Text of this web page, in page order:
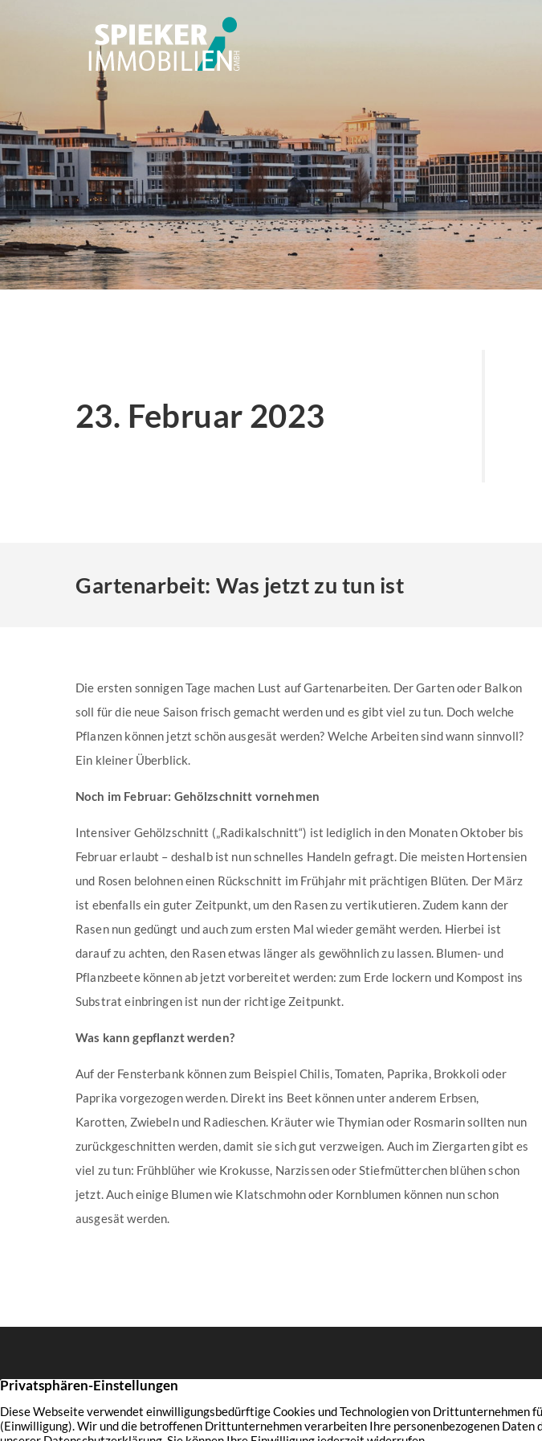
23. Februar 2023
Gartenarbeit: Was jetzt zu tun ist
Die ersten sonnigen Tage machen Lust auf Gartenarbeiten. Der Garten oder Balkon
soll für die neue Saison frisch gemacht werden und es gibt viel zu tun. Doch welche
Pflanzen können jetzt schön ausgesät werden? Welche Arbeiten sind wann sinnvoll?
Ein kleiner Überblick.
Noch im Februar: Gehölzschnitt vornehmen
Intensiver Gehölzschnitt („Radikalschnitt“) ist lediglich in den Monaten Oktober bis
Februar erlaubt – deshalb ist nun schnelles Handeln gefragt. Die meisten Hortensien
und Rosen belohnen einen Rückschnitt im Frühjahr mit prächtigen Blüten. Der März
ist ebenfalls ein guter Zeitpunkt, um den Rasen zu vertikutieren. Zudem kann der
Rasen nun gedüngt und auch zum ersten Mal wieder gemäht werden. Hierbei ist
darauf zu achten, den Rasen etwas länger als gewöhnlich zu lassen. Blumen- und
Pflanzbeete können ab jetzt vorbereitet werden: zum Erde lockern und Kompost ins
Substrat einbringen ist nun der richtige Zeitpunkt.
Was kann gepflanzt werden?
Auf der Fensterbank können zum Beispiel Chilis, Tomaten, Paprika, Brokkoli oder
Paprika vorgezogen werden. Direkt ins Beet können unter anderem Erbsen,
Karotten, Zwiebeln und Radieschen. Kräuter wie Thymian oder Rosmarin sollten nun
zurückgeschnitten werden, damit sie sich gut verzweigen. Auch im Ziergarten gibt es
viel zu tun: Frühblüher wie Krokusse, Narzissen oder Stiefmütterchen blühen schon
jetzt. Auch einige Blumen wie Klatschmohn oder Kornblumen können nun schon
ausgesät werden.
Münsterstraße 13
44145 Dortmund
Prof. Dr. Raphael Spieker & Klaus Spieker